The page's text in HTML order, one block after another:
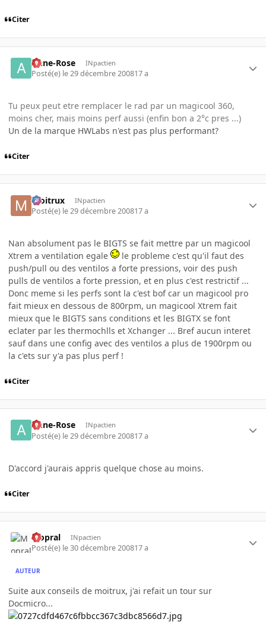
Citer
Anne-Rose INpactien
Posté(e) le 29 décembre 200817 a
Tu peux peut etre remplacer le rad par un magicool 360,
moins cher, mais moins perf aussi (enfin bon a 2°c pres ...)
Un de la marque HWLabs n'est pas plus performant?
Citer
moitrux INpactien
Posté(e) le 29 décembre 200817 a
Nan absolument pas le BIGTS se fait mettre par un magicool
Xtrem a ventilation egale
le probleme c'est qu'il faut des
push/pull ou des ventilos a forte pressions, voir des push
pulls de ventilos a forte pression, et en plus c'est restrictif ...
Donc meme si les perfs sont la c'est bof car un magicool pro
fait mieux en dessous de 800rpm, un magicool Xtrem fait
mieux que le BIGTS sans conditions et les BIGTX se font
eclater par les thermochlls et Xchanger ... Bref aucun interet
sauf dans une config avec des ventilos a plus de 1900rpm ou
la c'ets sur y'a pas plus perf !
Citer
Anne-Rose INpactien
Posté(e) le 29 décembre 200817 a
D'accord j'aurais appris quelque chose au moins.
Citer
Mopral INpactien
Posté(e) le 30 décembre 200817 a
AUTEUR
Suite aux conseils de moitrux, j'ai refait un tour sur
Docmicro...